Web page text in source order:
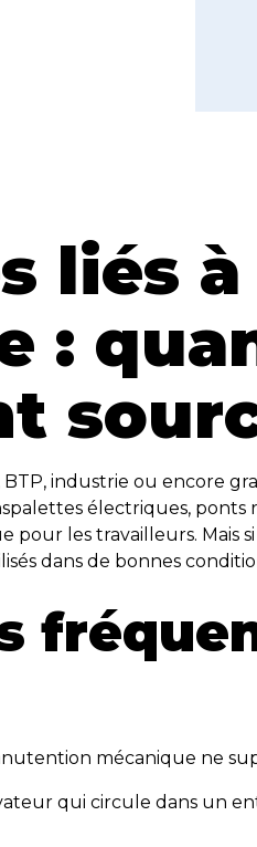
liés
:
industrie ou encore
électriques,
les travailleurs. Mais
dans de bonnes
mécanique ne
qui circule dans un